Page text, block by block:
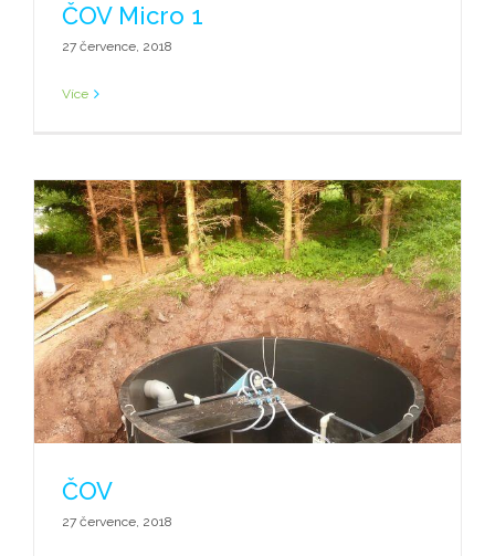
ČOV Micro 1
27 července, 2018
Více
ČOV
27 července, 2018